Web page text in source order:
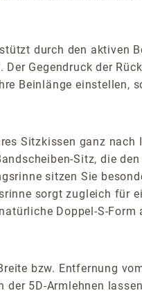
durch den aktiven
Gegendruck der
Beinlänge einstellen,
Sitzkissen ganz nach
Sitz, die
sitzen Sie
sorgt zugleich für
Doppel-S-
bzw. Entfernung
der 5D-Armlehnen